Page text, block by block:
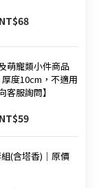
萌寵類小件商品
度10cm，不適用
客服詢問】
(含塔香)│原價